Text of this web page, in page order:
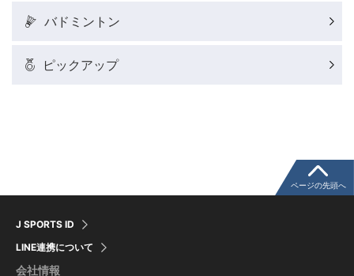
バドミントン
ピックアップ
J SPORTS ID
LINE連携について
会社情報
ページの先頭へ